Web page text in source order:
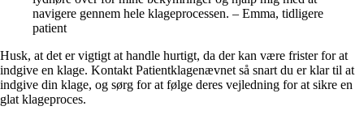
navigere gennem hele klageprocessen. – Emma, tidligere
patient
Husk, at det er vigtigt at handle hurtigt, da der kan være frister for at
indgive en klage. Kontakt Patientklagenævnet så snart du er klar til at
indgive din klage, og sørg for at følge deres vejledning for at sikre en
glat klageproces.